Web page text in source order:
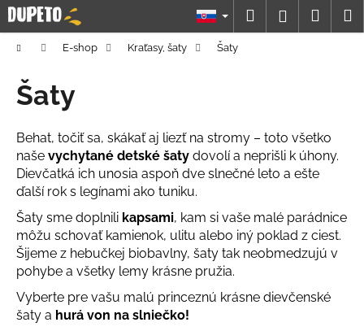
Prejsť
na
obsah
Hľadať
DomovE-shop Kraťasy, šaty Šaty
Šaty
Behat, točiť sa, skákať aj liezť na stromy – toto všetko
naše vychytané detské šaty dovolí a neprišli k úhony.
Dievčatká ich unosia aspoň dve slnečné leto a ešte
ďalší rok s legínami ako tuniku.
Šaty sme doplnili kapsami, kam si vaše malé parádnice
môžu schovať kamienok, ulitu alebo iný poklad z ciest.
Šijeme z hebučkej biobavlny, šaty tak neobmedzujú v
pohybe a všetky lemy krásne pružia.
Vyberte pre vašu malú princeznú krásne dievčenské
šaty a hurá von na slniečko!
K
o
Č
o
p
o
t
r
e
b
u
j
e
t